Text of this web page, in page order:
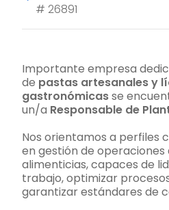
Importante empresa
de pastas artesanales y
gastronómicasse
un/a Responsable de
Nos orientamos a perfiles
en gestión de
alimenticias, capaces de
trabajo, optimizar
garantizar estándares de
# 26891